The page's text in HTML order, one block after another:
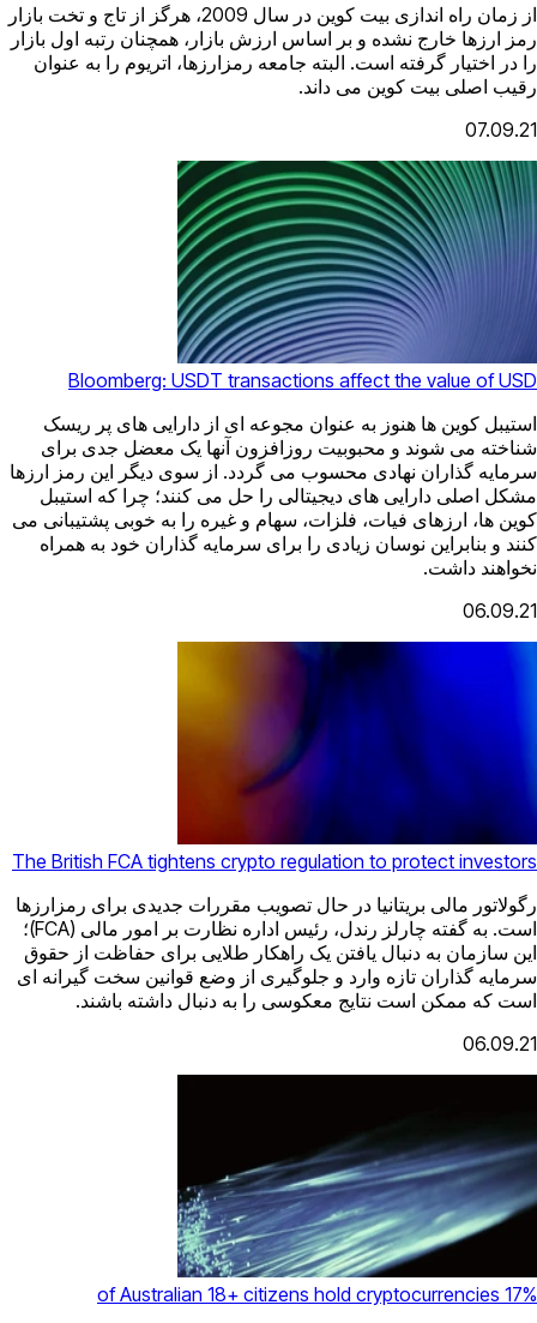
از زمان راه اندازی بیت کوین در سال 2009، هرگز از تاج و تخت بازار
رمز ارزها خارج نشده و بر اساس ارزش بازار، همچنان رتبه اول بازار
را در اختیار گرفته است. البته جامعه رمزارزها، اتریوم را به عنوان
رقیب اصلی بیت کوین می داند.
07.09.21
Bloomberg: USDT transactions affect the value of USD
استیبل کوین ها هنوز به عنوان مجوعه ای از دارایی های پر ریسک
شناخته می شوند و محبوبیت روزافزون آنها یک معضل جدی برای
سرمایه گذاران نهادی محسوب می گردد. از سوی دیگر این رمز ارزها
مشکل اصلی دارایی های دیجیتالی را حل می کنند؛ چرا که استیبل
کوین ها، ارزهای فیات، فلزات، سهام و غیره را به خوبی پشتیبانی می
کنند و بنابراین نوسان زیادی را برای سرمایه گذاران خود به همراه
نخواهند داشت.
06.09.21
The British FCA tightens crypto regulation to protect investors
رگولاتور مالی بریتانیا در حال تصویب مقررات جدیدی برای رمزارزها
است. به گفته چارلز رندل، رئیس اداره نظارت بر امور مالی (FCA)؛
این سازمان به دنبال یافتن یک راهکار طلایی برای حفاظت از حقوق
سرمایه گذاران تازه وارد و جلوگیری از وضع قوانین سخت گیرانه ای
است که ممکن است نتایج معکوسی را به دنبال داشته باشند.
06.09.21
17% of Australian 18+ citizens hold cryptocurrencies